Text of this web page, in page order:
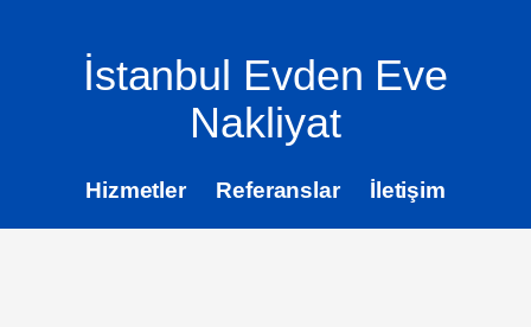
İstanbul Evden Eve
Nakliyat
Hizmetler Referanslar İletişim